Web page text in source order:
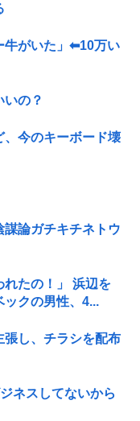
牛がいた」⬅10万い
いの？
、今のキーボード壊
謀論ガチキチネトウ
たの！」 浜辺を
クの男性、4...
張し、チラシを配布
ネスしてないから